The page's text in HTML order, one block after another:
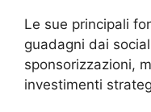
Le sue principali
guadagni dai
sponsorizzazioni,
investimenti